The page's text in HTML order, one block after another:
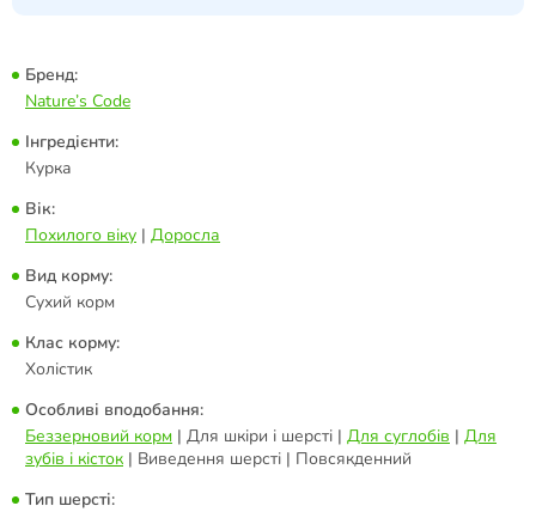
Бренд:
Nature’s Code
Інгредієнти:
Курка
Вік:
Похилого віку | Доросла
Вид корму:
Сухий корм
Клас корму:
Холістик
Особливі вподобання:
Беззерновий корм | Для шкіри і шерсті | Для суглобів | Для
зубів і кісток | Виведення шерсті | Повсякденний
Тип шерсті: